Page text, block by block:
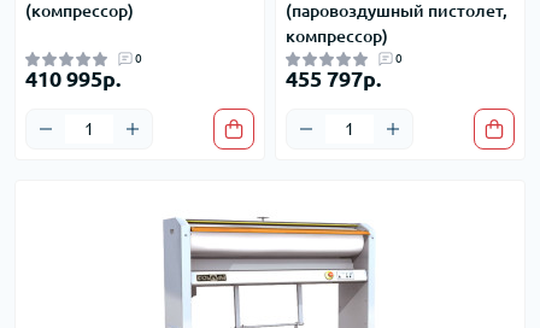
(компрессор)
0
410 995р.
(паровоздушный пистолет,
компрессор)
0
455 797р.